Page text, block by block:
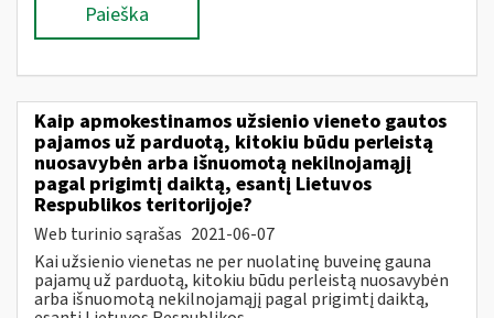
Paieška
Kaip apmokestinamos užsienio vieneto gautos
pajamos už parduotą, kitokiu būdu perleistą
nuosavybėn arba išnuomotą nekilnojamąjį
pagal prigimtį daiktą, esantį Lietuvos
Respublikos teritorijoje?
Web turinio sąrašas 2021-06-07
Kai užsienio vienetas ne per nuolatinę buveinę gauna
pajamų už parduotą, kitokiu būdu perleistą nuosavybėn
arba išnuomotą nekilnojamąjį pagal prigimtį daiktą,